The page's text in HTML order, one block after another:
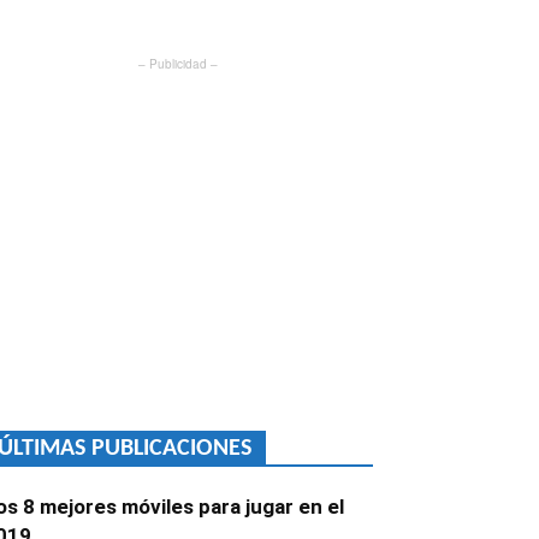
– Publicidad –
PUBLICACIONES
8 mejores móviles para jugar en el